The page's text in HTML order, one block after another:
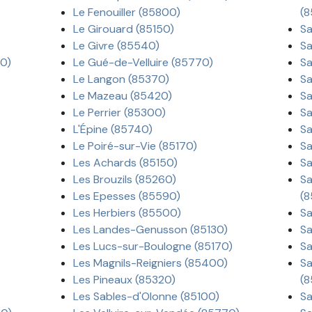
Le Fenouiller (85800)
Le Girouard (85150)
Le Givre (85540)
Le Gué-de-Velluire (85770)
Le Langon (85370)
Le Mazeau (85420)
Le Perrier (85300)
L'Épine (85740)
Le Poiré-sur-Vie (85170)
Les Achards (85150)
Les Brouzils (85260)
Les Epesses (85590)
Les Herbiers (85500)
Les Landes-Genusson (85130)
Les Lucs-sur-Boulogne (85170)
Les Magnils-Reigniers (85400)
Les Pineaux (85320)
Les Sables-d'Olonne (85100)